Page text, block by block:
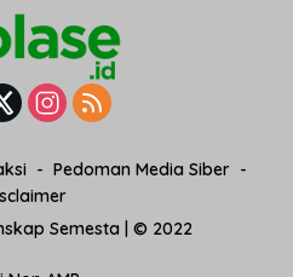
Pedoman Media Siber
Semesta | © 2022